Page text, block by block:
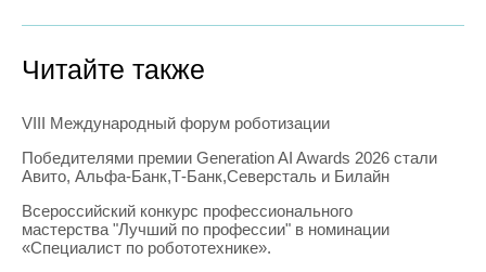
Читайте также
VIII Международный форум роботизации
Победителями премии Generation AI Awards 2026 стали
Авито, Альфа-Банк,Т-Банк,Северсталь и Билайн
Всероссийский конкурс профессионального
мастерства "Лучший по профессии" в номинации
«Специалист по робототехнике».